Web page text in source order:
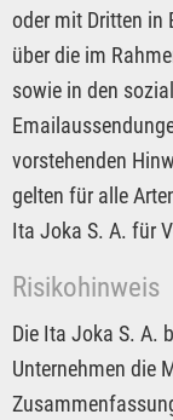
oder mit Dritten in
über die im
sowie in den
vorstehenden
gelten für alle
Ita Joka S. A. für
Risikohinweis
Die Ita Joka S. A.
Unternehmen die